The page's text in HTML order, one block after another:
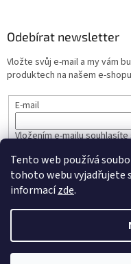
Tento web používá
tohoto webu vyjadřujete
informacízde.
Odebírat newsletter
Vložte svůj e-mail a my vám
produktech na našem e-
E-mail
Vložením e-mailu
PŘIHLÁSIT SE